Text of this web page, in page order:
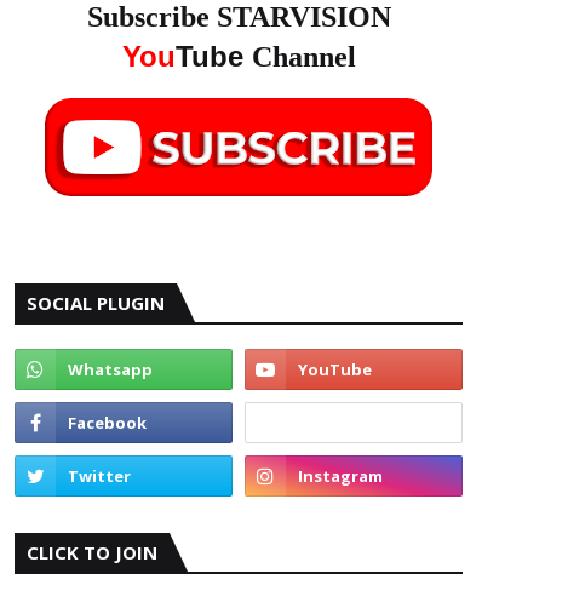
Subscribe STARVISION
YouTube Channel
SOCIAL PLUGIN
CLICK TO JOIN